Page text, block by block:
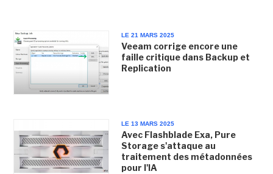
LE 21 MARS 2025
Veeam corrige encore une
faille critique dans Backup et
Replication
LE 13 MARS 2025
Avec Flashblade Exa, Pure
Storage s'attaque au
traitement des métadonnées
pour l'IA